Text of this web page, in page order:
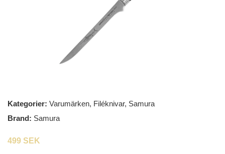
Kategorier: Varumärken, Filéknivar, Samura
Brand: Samura
499 SEK